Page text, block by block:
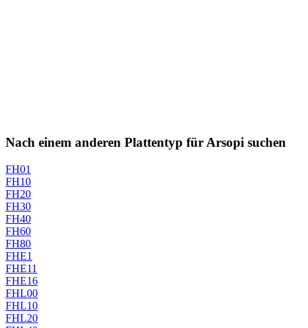
Nach einem anderen Plattentyp für Arsopi suchen
FH01
FH10
FH20
FH30
FH40
FH60
FH80
FHE1
FHE11
FHE16
FHL00
FHL10
FHL20